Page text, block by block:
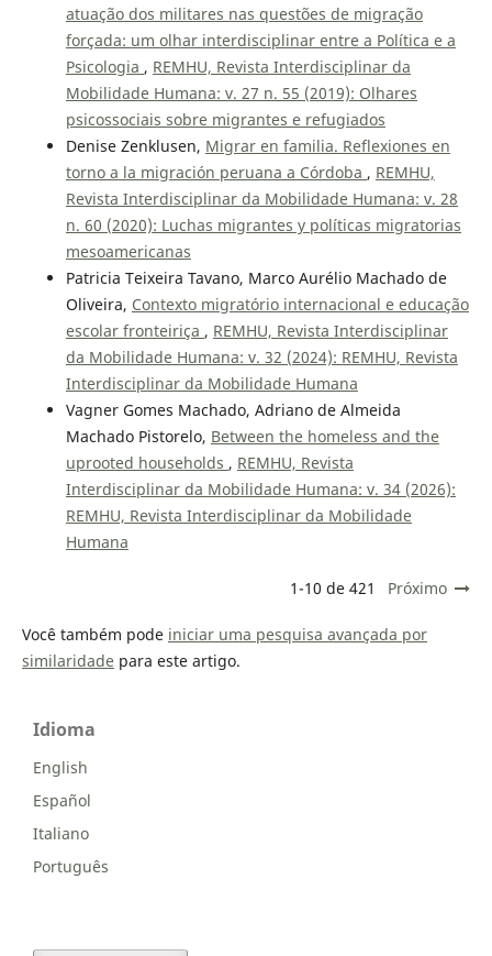
atuação dos militares nas questões de migração
forçada: um olhar interdisciplinar entre a Política e a
Psicologia , REMHU, Revista Interdisciplinar da
Mobilidade Humana: v. 27 n. 55 (2019): Olhares
psicossociais sobre migrantes e refugiados
Denise Zenklusen, Migrar en familia. Reflexiones en
torno a la migración peruana a Córdoba , REMHU,
Revista Interdisciplinar da Mobilidade Humana: v. 28
n. 60 (2020): Luchas migrantes y políticas migratorias
mesoamericanas
Patricia Teixeira Tavano, Marco Aurélio Machado de
Oliveira, Contexto migratório internacional e educação
escolar fronteiriça , REMHU, Revista Interdisciplinar
da Mobilidade Humana: v. 32 (2024): REMHU, Revista
Interdisciplinar da Mobilidade Humana
Vagner Gomes Machado, Adriano de Almeida
Machado Pistorelo, Between the homeless and the
uprooted households , REMHU, Revista
Interdisciplinar da Mobilidade Humana: v. 34 (2026):
REMHU, Revista Interdisciplinar da Mobilidade
Humana
1-10 de 421 Próximo
Você também pode iniciar uma pesquisa avançada por
similaridadepara este artigo.
Idioma
English
Español
Italiano
Português